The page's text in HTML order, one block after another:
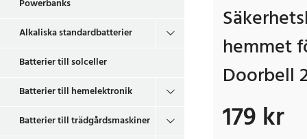
Powerbanks
Alkaliska standardbatterier
Batterier till solceller
Batterier till hemelektronik
Batterier till trädgårdsmaskiner
hemmet
Doorbell
Pris:179 kr
179 kr